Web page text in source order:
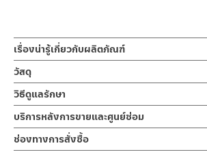
เรื่องน่ารู้เกี่ยวกับผลิตภัณฑ์
ราวพาดผ้าเช็ดตัว แบบราวเดียว ขนาดความยาว
แตนเลสเกรด 304 สี MATT BLACK ขายึดออ
ราวพาดผ้าเดี่ยว ยาว 80 ซม. สามารถพาดผ้าเช็
ผลิตจาก สแตนเลส เกรด 304 สี MATT BLACK
แข็งแรง ต้านการกัดกร่อนสูง และไม่ขึ้นสนิม ส่ว
แรง การออกแบบให้ความรู้สึก ร่วมสมัย
วัสดุ
ราวพาดผ้า
ผลิตจากสแตนเลสเกรด 304สี MATT BLACK
วิธีดูแลรักษา
คำแนะนำในการดูแลรักษาผลิตภัณฑ์
1. ไม่ทำสินค้าให้เกิดความเสียหายอื่น ๆ นอกจากก
ทำตก ไม่งัดหรือโยกสินค้าแรงๆ
2. ทำความสะอาดสินค้าโดยการใช้ผ้านุ่มๆชุบน้ำห
บริการหลังการขายและศูนย์ซ่อม
ช่องทางออนไลน์
– Email: contact@charnpaiboon.com
ช่องทางการสั่งซื้อ